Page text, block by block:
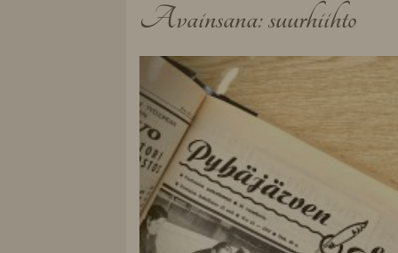
Avainsana: suurhiihto